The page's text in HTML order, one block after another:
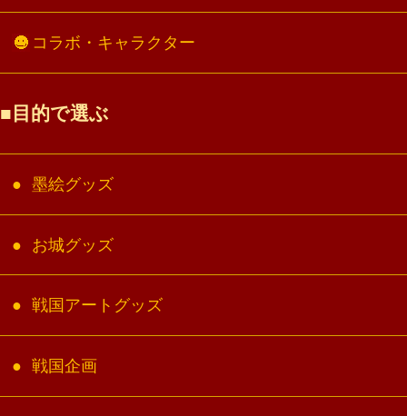
コラボ・キャラクター
目的で選ぶ
墨絵グッズ
お城グッズ
戦国アートグッズ
戦国企画